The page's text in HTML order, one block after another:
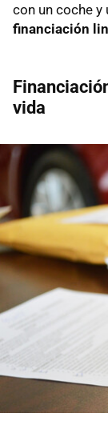
con un coche y
financiación
vida